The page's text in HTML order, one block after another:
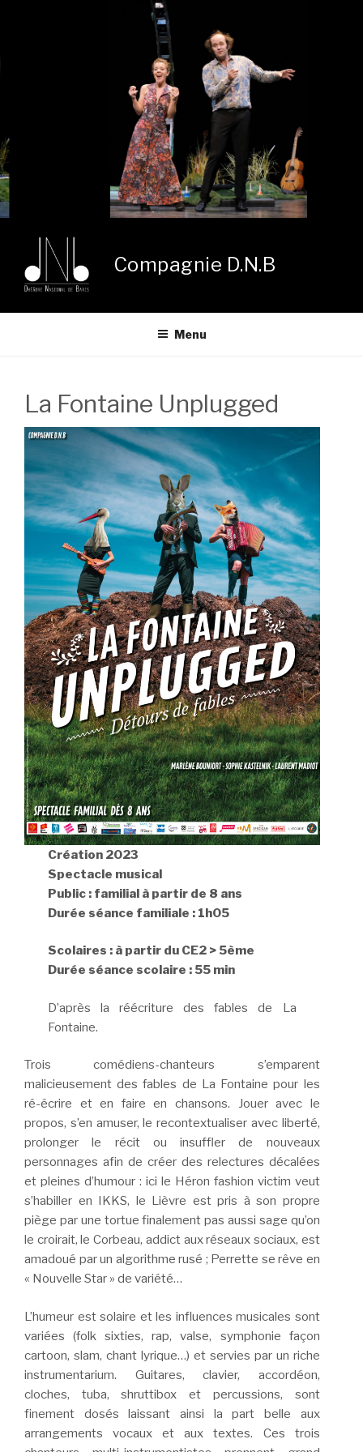
Compagnie D.N.B
Menu
La Fontaine Unplugged
Création 2023
Spectacle musical
Public : familial à partir de 8 ans
Durée séance familiale : 1h05
Scolaires : à partir du CE2 > 5ème
Durée séance scolaire : 55 min
D’après la réécriture des fables de La
Fontaine.
Trois comédiens-chanteurs s’emparent
malicieusement des fables de La Fontaine pour les
ré-écrire et en faire en chansons. Jouer avec le
propos, s’en amuser, le recontextualiser avec liberté,
prolonger le récit ou insuffler de nouveaux
personnages afin de créer des relectures décalées
et pleines d’humour : ici le Héron fashion victim veut
s’habiller en IKKS, le Lièvre est pris à son propre
piège par une tortue finalement pas aussi sage qu’on
le croirait, le Corbeau, addict aux réseaux sociaux, est
amadoué par un algorithme rusé ; Perrette se rêve en
« Nouvelle Star » de variété…
L’humeur est solaire et les influences musicales sont
variées (folk sixties, rap, valse, symphonie façon
cartoon, slam, chant lyrique…) et servies par un riche
instrumentarium. Guitares, clavier, accordéon,
cloches, tuba, shruttibox et percussions, sont
finement dosés laissant ainsi la part belle aux
arrangements vocaux et aux textes. Ces trois